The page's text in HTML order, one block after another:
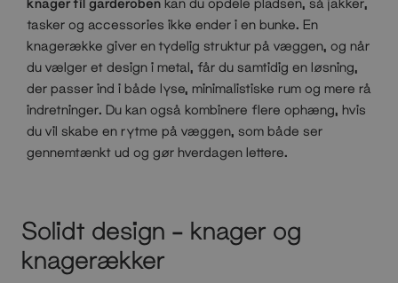
tasker og accessories ikke ender i en bunke. En
knagerække giver en tydelig struktur på væggen, og når
du vælger et design i metal, får du samtidig en løsning,
der passer ind i både lyse, minimalistiske rum og mere rå
indretninger. Du kan også kombinere flere ophæng, hvis
du vil skabe en rytme på væggen, som både ser
gennemtænkt ud og gør hverdagen lettere.
Solidt design – knager og
knagerækker